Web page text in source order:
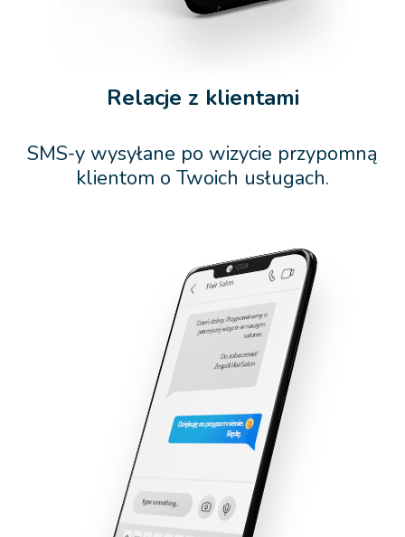
Relacje z klientami
SMS-y wysyłane po wizycie przypomną
klientom o Twoich usługach.